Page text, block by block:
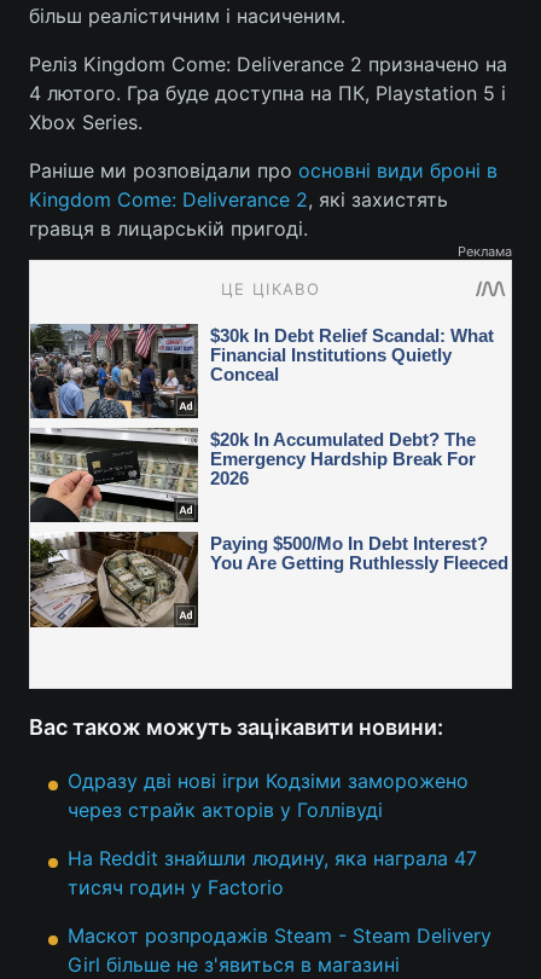
більш реалістичним і насиченим.
Реліз Kingdom Come: Deliverance 2 призначено на
4 лютого. Гра буде доступна на ПК, Playstation 5 і
Xbox Series.
Раніше ми розповідали про основні види броні в
Kingdom Come: Deliverance 2, які захистять
гравця в лицарській пригоді.
Реклама
Вас також можуть зацікавити новини:
Одразу дві нові ігри Кодзіми заморожено
через страйк акторів у Голлівуді
На Reddit знайшли людину, яка награла 47
тисяч годин у Factorio
Маскот розпродажів Steam - Steam Delivery
Girl більше не з'явиться в магазині